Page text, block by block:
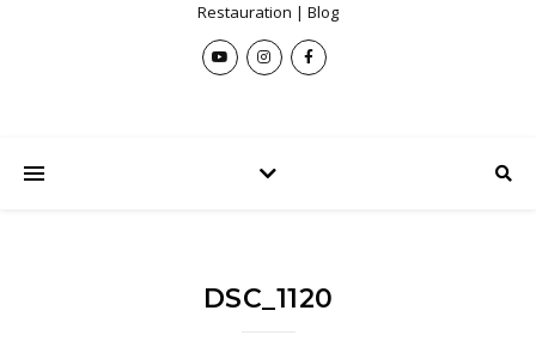
Restauration | Blog
DSC_1120